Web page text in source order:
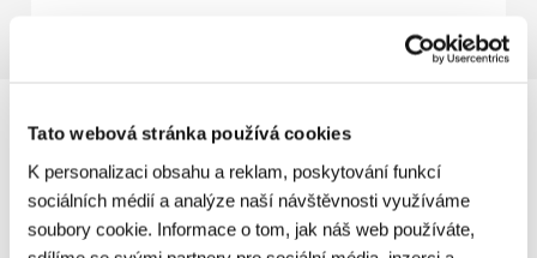
Tato webová stránka používá cookies
K personalizaci obsahu a reklam, poskytování funkcí
sociálních médií a analýze naší návštěvnosti využíváme
soubory cookie. Informace o tom, jak náš web používáte,